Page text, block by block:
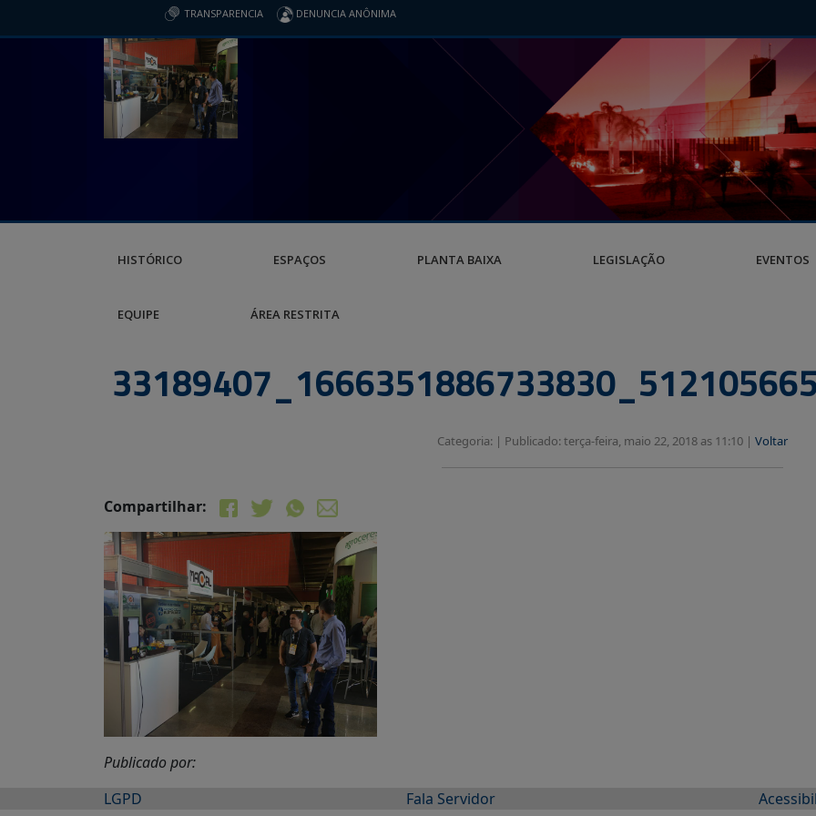
TRANSPARENCIA DENUNCIA ANÔNIMA
HISTÓRICO ESPAÇOS PLANTA BAIXA LEGISLAÇÃO EVENTOS
EQUIPE ÁREA RESTRITA
Categoria: | Publicado: terça-feira, maio 22, 2018 as 11:10 | Voltar
Compartilhar:
Publicado por:
LGPD
Fala Servidor